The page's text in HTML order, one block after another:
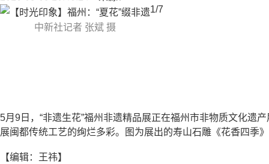
中新社记者 张斌 摄
1/7
5月9日，“非遗生花”福州非遗精品展正在福州市非物质文化遗
展闽都传统工艺的绚烂多彩。图为展出的寿山石雕《花香四季
【编辑：王祎】